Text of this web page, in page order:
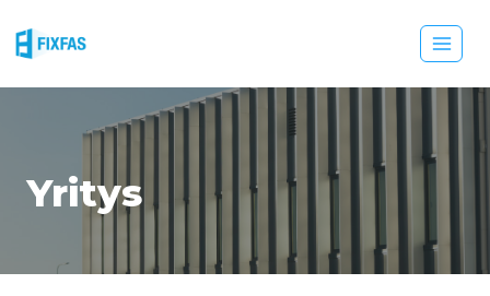
sisältöön
Yritys